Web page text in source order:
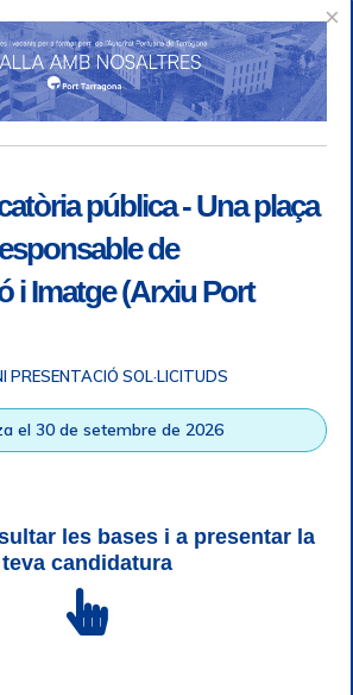
note | + info RGPD |Information of
×
pública - Una plaça
de
i Imatge (Arxiu Port
PRESENTACIÓ SOL·LICITUDS
el 30 de setembre de 2026
les bases i a presentar la
teva candidatura